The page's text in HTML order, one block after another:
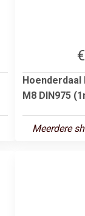
Hoenderdaal
M8 DIN975
Meerdere